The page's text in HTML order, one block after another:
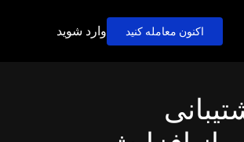
اکنون معامله کنید وارد شوید